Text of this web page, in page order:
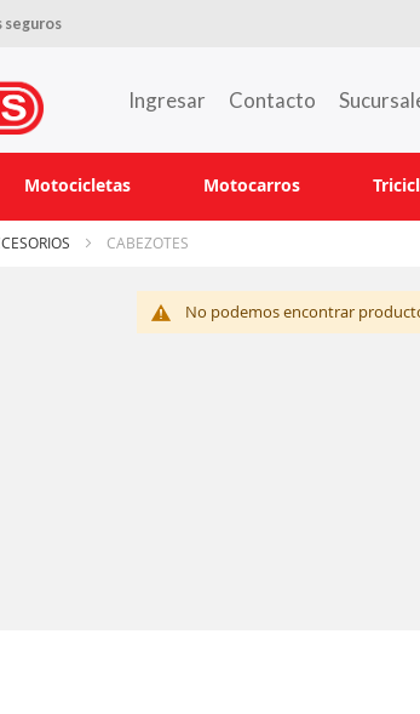
seguros
Ingresar Contacto
Motocicletas Motocarros
CABEZOTES
No podemos encontrar